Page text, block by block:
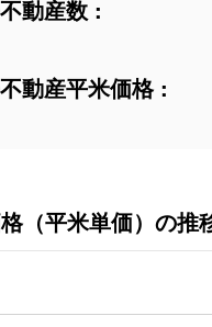
動産数 :
動産平米価格 :
（平米単価）の推